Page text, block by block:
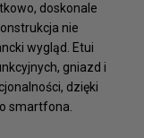
doskonale
nie
wygląd. Etui
gniazd i
dzięki
smartfona.